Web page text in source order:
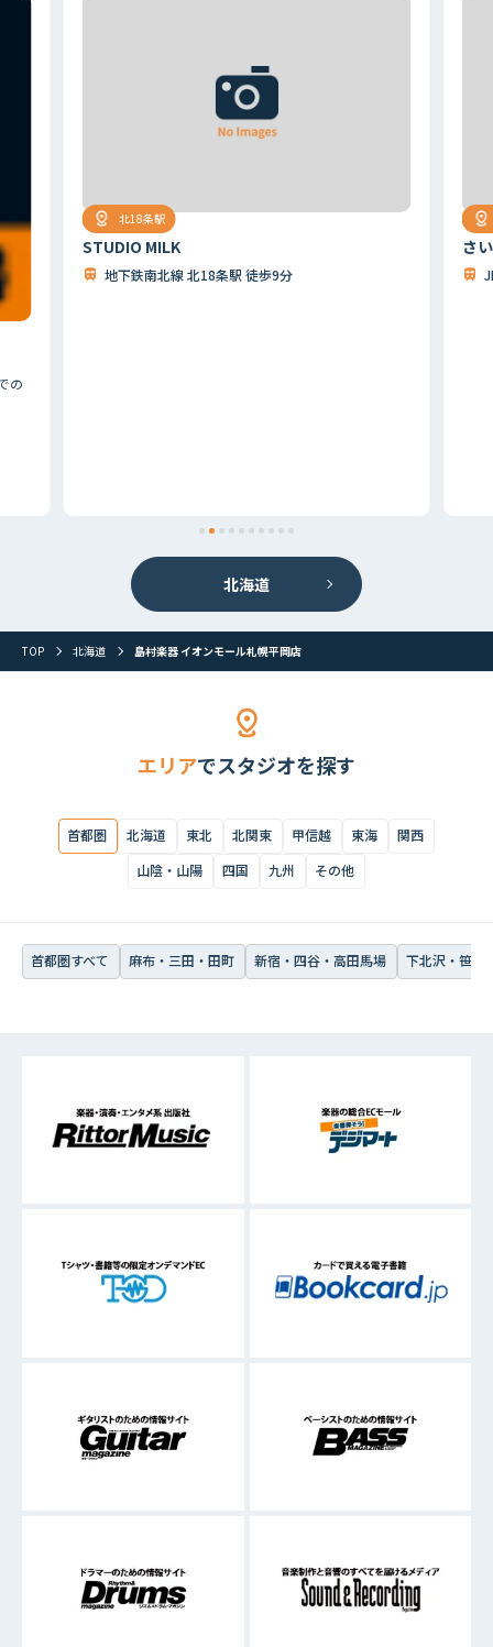
北海道 東北 北関東 甲信越
四国 九州 その他
の
北18条駅
STUDIO MILK
地下鉄南北線 北18条駅 徒歩9分
さ
北海道
TOP 北海道 島村楽器 イオンモール札幌平岡店
エリアでスタジオを探す
首都圏 北海道 東北 北関東 甲信越 東海
関西
山陰・山陽
四国 九州 その他
首都圏すべて 麻布・三田・田町 新宿・四谷・高田馬場 下北沢・笹塚